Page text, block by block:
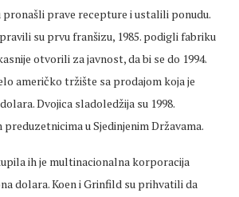
pronašli prave recepture i ustalili ponudu.
su prvu franšizu, 1985. podigli fabriku
otvorili za javnost, da bi se do 1994.
američko tržište sa prodajom koja je
Dvojica sladoledžija su 1998.
u Sjedinjenim Državama.
ih je multinacionalna korporacija
dolara. Koen i Grinfild su prihvatili da